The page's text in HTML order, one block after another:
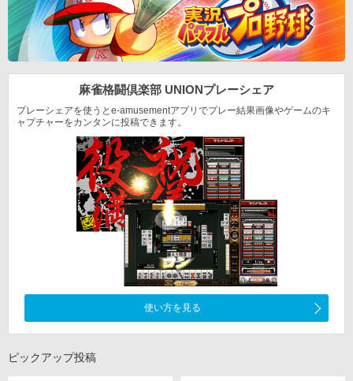
麻雀格闘倶楽部 UNIONプレーシェア
プレーシェアを使うとe-amusementアプリでプレー結果画像やゲームのキ
ャプチャーをカンタンに投稿できます。
使い方を見る
ピックアップ投稿